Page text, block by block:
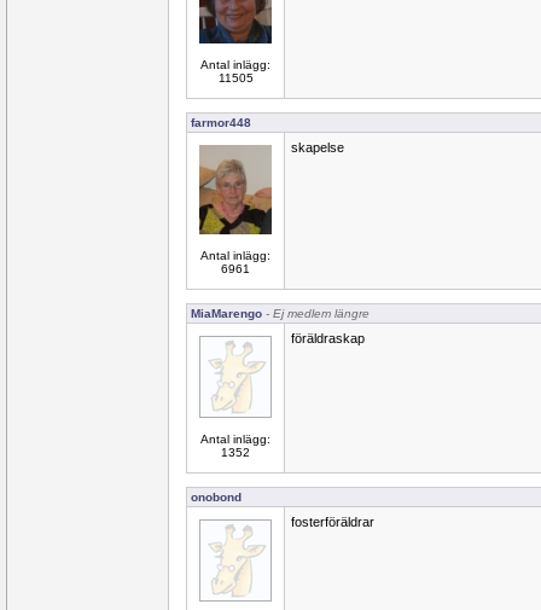
Antal inlägg:
11505
farmor448
Antal inlägg:
6961
skapelse
MiaMarengo - Ej medlem längre
Antal inlägg:
1352
föräldraskap
onobond
fosterföräldrar